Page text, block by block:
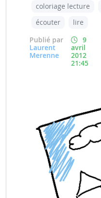
coloriage lecture
écouter
lire
Publié par
Laurent
Merenne
9
avril
2012
21:45